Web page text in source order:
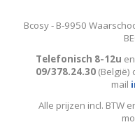
Bcosy - B-9950
Telefonisch 8-12u en
09/378.24.30 (België)
mail
Alle prijzen incl. BTW